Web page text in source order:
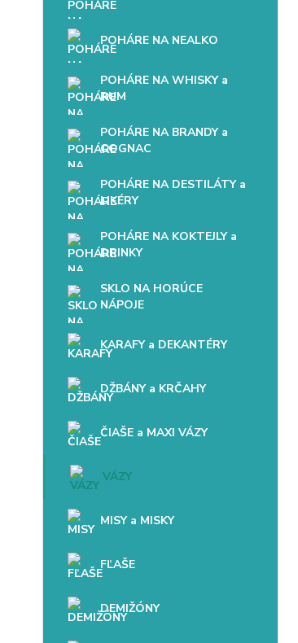
POHÁRE NA NEALKO
POHÁRE NA WHISKY a
RUM
POHÁRE NA BRANDY a
COGNAC
POHÁRE NA DESTILÁTY a
LIKÉRY
POHÁRE NA KOKTEJLY a
DRINKY
SKLO NA HORÚCE
NÁPOJE
KARAFY a DEKANTÉRY
DŽBÁNY a KRČAHY
ČIAŠE a MAXI VÁZY
VÁZY
MISY a MISKY
FĽAŠE
DEMIŽÓNY